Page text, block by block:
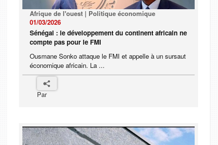
Afrique de l'ouest | Politique économique
01/03/2026
Sénégal : le développement du continent africain ne
compte pas pour le FMI
Ousmane Sonko attaque le FMI et appelle à un sursaut
économique africain. La ...
Par